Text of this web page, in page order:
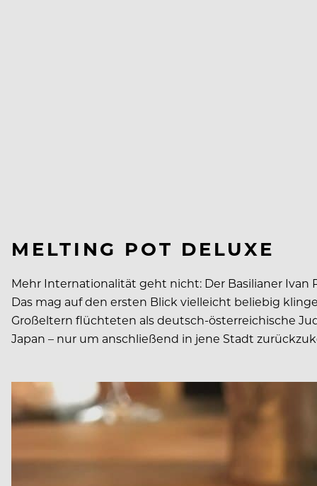
MELTING POT DELUXE
Mehr Internationalität geht nicht: Der Basilianer Ivan
Das mag auf den ersten Blick vielleicht beliebig
Großeltern flüchteten als deutsch-österreichische
Japan – nur um anschließend in jene Stadt